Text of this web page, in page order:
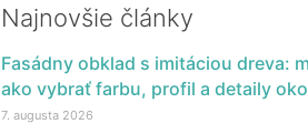
Najnovšie články
Fasádny obklad s imitáciou dreva:
ako vybrať farbu, profil a detaily
7. augusta 2026